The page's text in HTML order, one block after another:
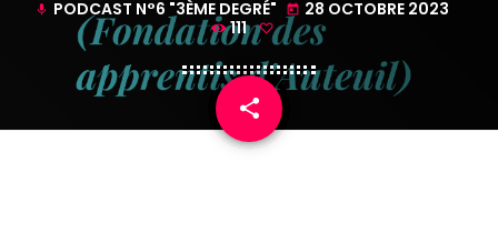
mic PODCAST N°6 "3ÈME DEGRÉ" today 28 OCTOBRE 2023
111
share
email